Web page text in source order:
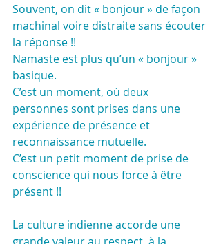
Souvent, on dit « bonjour » de façon
machinal voire distraite sans écouter
la réponse !!
Namaste est plus qu’un « bonjour »
basique.
C’est un moment, où deux
personnes sont prises dans une
expérience de présence et
reconnaissance mutuelle.
C’est un petit moment de prise de
conscience qui nous force à être
présent !!
La culture indienne accorde une